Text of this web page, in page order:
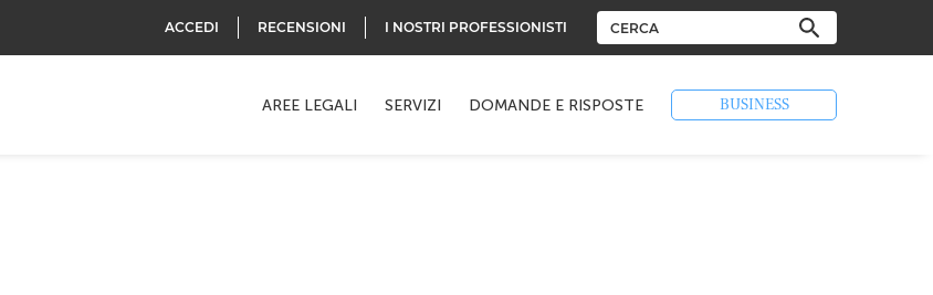
ACCEDI RECENSIONI I NOSTRI PROFESSIONISTI
AREE LEGALI SERVIZI DOMANDE E RISPOSTE BUSINESS